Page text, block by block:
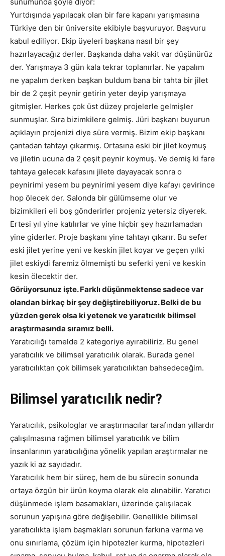
Yurtdışında yapılacak olan bir fare kapanı yarışmasına
Türkiye den bir üniversite ekibiyle başvuruyor. Başvuru
kabul ediliyor. Ekip üyeleri başkana nasıl bir şey
hazırlayacağız derler. Başkanda daha vakit var düşünürüz
der. Yarışmaya 3 gün kala tekrar toplanırlar. Ne yapalım
ne yapalım derken başkan buldum bana bir tahta bir jilet
bir de 2 çeşit peynir getirin yeter deyip yarışmaya
gitmişler. Herkes çok üst düzey projelerle gelmişler
sunmuşlar. Sıra bizimkilere gelmiş. Jüri başkanı buyurun
açıklayın projenizi diye süre vermiş. Bizim ekip başkanı
çantadan tahtayı çıkarmış. Ortasına eski bir jilet koymuş
ve jiletin ucuna da 2 çeşit peynir koymuş. Ve demiş ki fare
tahtaya gelecek kafasını jilete dayayacak sonra o
peynirimi yesem bu peynirimi yesem diye kafayı çevirince
hop ölecek der. Salonda bir gülümseme olur ve
bizimkileri eli boş gönderirler projeniz yetersiz diyerek.
Ertesi yıl yine katılırlar ve yine hiçbir şey hazırlamadan
yine giderler. Proje başkanı yine tahtayı çıkarır. Bu sefer
eski jilet yerine yeni ve keskin jilet koyar ve geçen yılki
jilet eskiydi faremiz ölmemişti bu seferki yeni ve keskin
kesin ölecektir der.
Görüyorsunuz işte. Farklı düşünmektense sadece var
olandan birkaç bir şey değiştirebiliyoruz. Belki de bu
yüzden gerek olsa ki yetenek ve yaratıcılık bilimsel
araştırmasında sıramız belli.
Yaratıcılığı temelde 2 kategoriye ayırabiliriz. Bu genel
yaratıcılık ve bilimsel yaratıcılık olarak. Burada genel
yaratıcılıktan çok bilimsek yaratıcılıktan bahsedeceğim.
Bilimsel yaratıcılık nedir?
Yaratıcılık, psikologlar ve araştırmacılar tarafından yıllardır
çalışılmasına rağmen bilimsel yaratıcılık ve bilim
insanlarının yaratıcılığına yönelik yapılan araştırmalar ne
yazık ki az sayıdadır.
Yaratıcılık hem bir süreç, hem de bu sürecin sonunda
ortaya özgün bir ürün koyma olarak ele alınabilir. Yaratıcı
düşünmede işlem basamakları, üzerinde çalışılacak
sorunun yapışına göre değişebilir. Genellikle bilimsel
yaratıcılıkta işlem başmakları sorunun farkına varma ve
onu sınırlama, çözüm için hipotezler kurma, hipotezleri